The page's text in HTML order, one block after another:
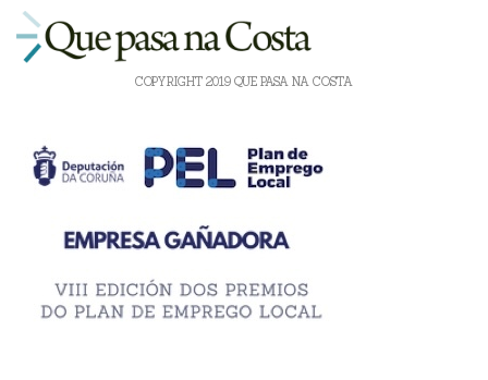
COPYRIGHT 2019 QUE PASA NA COSTA